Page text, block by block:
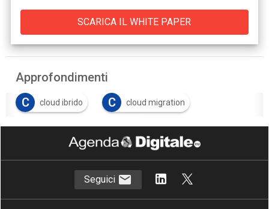
Approfondimenti
C
cloud ibrido C cloud migration
M multicloud O OpEx
Seguici